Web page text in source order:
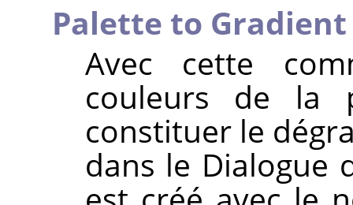
Palette to Gradient
Avec cette
couleurs de la
constituer le
dans le Dialogue